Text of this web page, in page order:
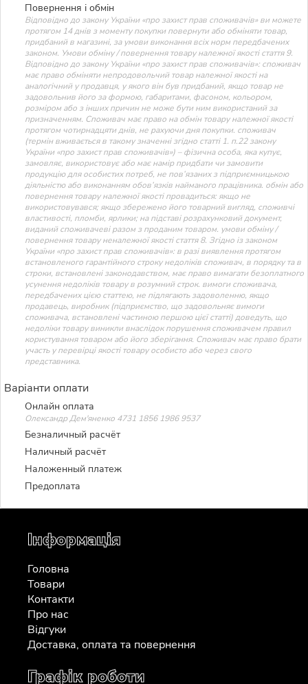
Повернення і обмін
Відповідно до закону України «про захист прав споживачів» ви можете
протягом 14 днів з моменту покупки повернути або обміняти товар,
придбаний в магазині, за умови виконання всіх норм передбачених
законом. Умови обміну / повернення товару належної якості стаття 9.
Відповідно до закону України «про захист прав споживачів»: споживач
має право обміняти непродовольчий товар належної якості на
аналогічний у продавця, у якого він був придбаний, якщо товар не
задовольнив його за формою, габаритами, фасоном, кольором,
розміром або з інших причин не може бути ним використаний за
призначенням. Споживач має право на обмін товару належної якості
протягом чотирнадцяти днів, не рахуючи дня покупки. споживач
(термін вживається в такому значенні згідно статті 1. п.22 закону
України «про захист прав споживачів») – фізична особа, яка купує,
замовляє, використовує або має намір придбати чи замовити
продукцію для особистих потреб, не пов’язаних з підприємницькою
діяльністю або виконанням обов’язків найманого працівника. обмін або
повернення товару належної якості провадиться: якщо не
використовувався; якщо збережено його товарний вигляд, споживчі
властивості, пломби, ярлики; на підставі розрахунковий документ,
виданий споживачеві разом з проданим товаром. умови обміну /
повернення товару неналежної якості стаття 8. Згідно із законом
України «про захист прав споживачів»: в разі виявлення протягом
встановленого гарантійного строку недоліків споживач, в порядку та в
строки, встановлені законодавством, має право вимагати безоплатного
усунення недоліків товару в розумний строк. вимоги споживача,
передбачених цією статтею, не підлягають задоволенню, якщо
продавець, виробник (підприємство, що задовольняє вимоги
споживача, встановлені частиною першою цієї статті) доведуть, що
недоліки товару виникли внаслідок порушення споживачем правил
користування товаром або його зберігання. Споживач має право брати
участь у перевірці якості товару особисто або через свого
представника.
Варіанти оплати
Онлайн оплата
Олександр Дем'яненко 4731 1856 1986 9537
Безналичный расчёт
Наличный расчёт
Наложенный платеж
Предоплата
Інформація
Головна
Товари
Контакти
Про нас
Відгуки
Доставка, оплата та повернення
Графік роботи